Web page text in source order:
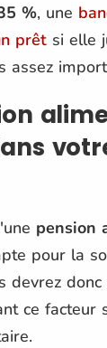
%, une
prêt si elle
assez
pension
pour la
devrez
ce facteur